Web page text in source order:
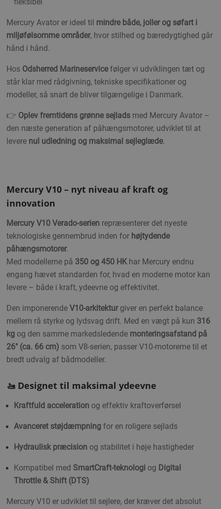
Mercury Avator er ideel til mindre både, joller og søfart i
miljøfølsomme områder, hvor stilhed og bæredygtighed går
hånd i hånd.
Hos Odsherred Marineservicefølger vi udviklingen tæt og
står klar med rådgivning, tekniske specifikationer og
modeller, så snart de bliver tilgængelige i Danmark.
👉 Oplev fremtidens grønne sejlads med Mercury Avator –
den næste generation af påhængsmotorer, udviklet til at
levere nul udledning og maksimal sejleglæde.
Mercury V10 – nyt niveau af kraft og
innovation
Mercury V10 Verado-serien repræsenterer det nyeste
teknologiske gennembrud inden for højtydende
påhængsmotorer.
Med modellerne på 350 og 450 HKhar Mercury endnu
engang hævet standarden for, hvad en moderne motor kan
levere – både i kraft, ydeevne og effektivitet.
Den imponerende V10-arkitekturgiver en perfekt balance
mellem rå styrke og lydsvag drift. Med en vægt på kun 316
kg og den samme markedsledende monteringsafstand på
26" (ca. 66 cm) som V8-serien, passer V10-motorerne til et
bredt udvalg af bådmodeller.
🚤 Designet til maksimal ydeevne
Kraftfuld acceleration og effektiv kraftoverførsel
Avanceret støjdæmpning for en roligere sejlads
Hydraulisk præcision og stabilitet i høje hastigheder
Kompatibel med SmartCraft-teknologi og Digital
Throttle & Shift (DTS)
Mercury V10 er udviklet til sejlere, der kræver det absolut